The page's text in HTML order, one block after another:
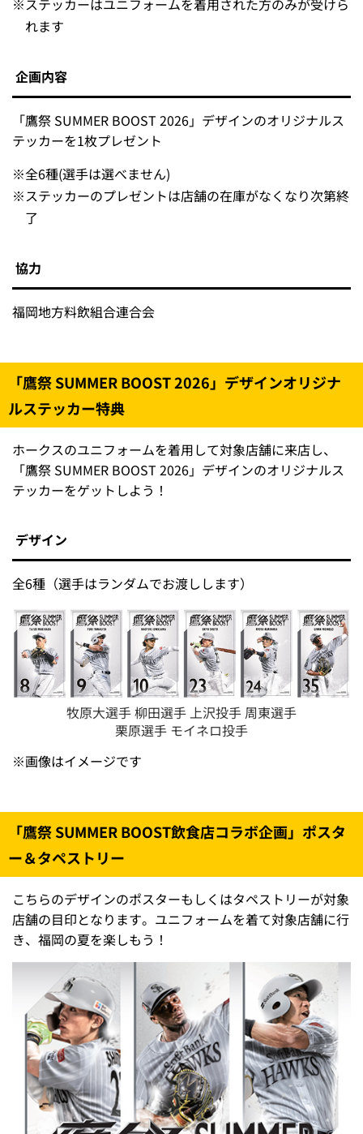
※ステッカーはユニフォームを着用された方のみが受けら
れます
企画内容
「鷹祭 SUMMER BOOST 2026」デザインのオリジナルス
テッカーを1枚プレゼント
※全6種(選手は選べません)
※ステッカーのプレゼントは店舗の在庫がなくなり次第終
了
協力
福岡地方料飲組合連合会
「鷹祭 SUMMER BOOST 2026」デザインオリジナ
ルステッカー特典
ホークスのユニフォームを着用して対象店舗に来店し、
「鷹祭 SUMMER BOOST 2026」デザインのオリジナルス
テッカーをゲットしよう！
デザイン
全6種（選手はランダムでお渡しします）
牧原大選手 柳田選手 上沢投手 周東選手
栗原選手 モイネロ投手
※画像はイメージです
「鷹祭 SUMMER BOOST飲食店コラボ企画」ポスタ
ー＆タペストリー
こちらのデザインのポスターもしくはタペストリーが対象
店舗の目印となります。ユニフォームを着て対象店舗に行
き、福岡の夏を楽しもう！